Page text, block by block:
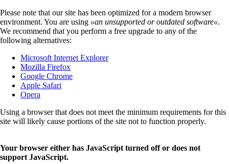
Please note that our site has been optimized for a modern browser
environment. You are using »an unsupported or outdated software«.
We recommend that you perform a free upgrade to any of the
following alternatives:
Microsoft Internet Explorer
Mozilla Firefox
Google Chrome
Apple Safari
Opera
Using a browser that does not meet the minimum requirements for this
site will likely cause portions of the site not to function properly.
Your browser either has JavaScript turned off or does not
support JavaScript.